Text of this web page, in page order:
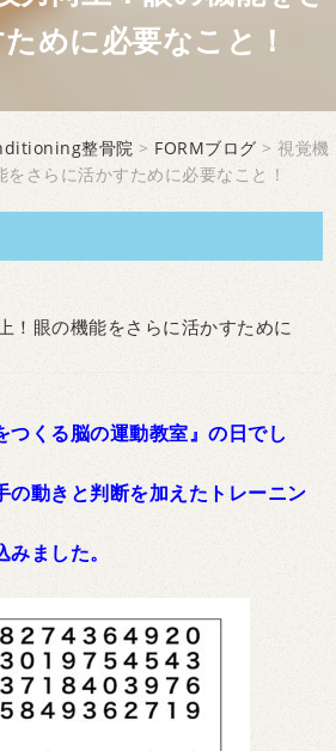
めに必要なこと！
整骨院 > FORMブログ > 視覚機
さらに活かすために必要なこと！
！眼の機能をさらに活かすために
つくる脳の運動教室』の日でし
の動きと判断を加えたトレーニン
ました。